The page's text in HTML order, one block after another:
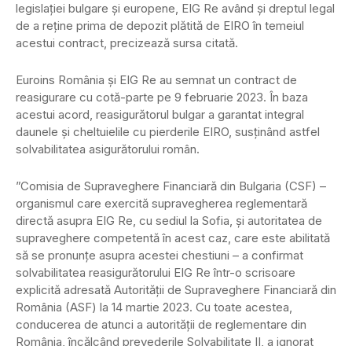
legislației bulgare și europene, EIG Re având și dreptul legal
de a reține prima de depozit plătită de EIRO în temeiul
acestui contract, precizează sursa citată.
Euroins România și EIG Re au semnat un contract de
reasigurare cu cotă-parte pe 9 februarie 2023. În baza
acestui acord, reasigurătorul bulgar a garantat integral
daunele și cheltuielile cu pierderile EIRO, susținând astfel
solvabilitatea asigurătorului român.
”Comisia de Supraveghere Financiară din Bulgaria (CSF) –
organismul care exercită supravegherea reglementară
directă asupra EIG Re, cu sediul la Sofia, și autoritatea de
supraveghere competentă în acest caz, care este abilitată
să se pronunțe asupra acestei chestiuni – a confirmat
solvabilitatea reasigurătorului EIG Re într-o scrisoare
explicită adresată Autorității de Supraveghere Financiară din
România (ASF) la 14 martie 2023. Cu toate acestea,
conducerea de atunci a autorității de reglementare din
România, încălcând prevederile Solvabilitate II, a ignorat